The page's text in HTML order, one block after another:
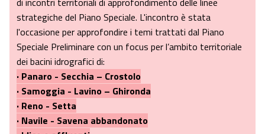
strategiche del Piano Speciale. L'incontro è stata
l'occasione per approfondire i temi trattati dal Piano
Speciale Preliminare con un focus per l’ambito territoriale
dei bacini idrografici di:
· Panaro - Secchia – Crostolo
· Samoggia - Lavino – Ghironda
· Reno - Setta
· Navile - Savena abbandonato